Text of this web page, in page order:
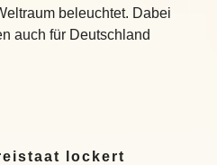
beleuchtet. Dabei
auch für Deutschland
lockert